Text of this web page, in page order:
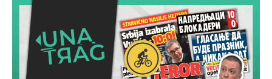
PRIJAVI LAŽNU VEST!